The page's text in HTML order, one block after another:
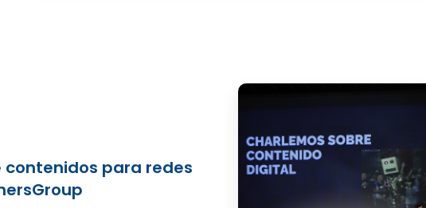
contenidos para redes